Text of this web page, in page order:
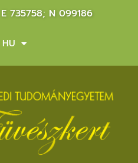
735758; N 099186
HU